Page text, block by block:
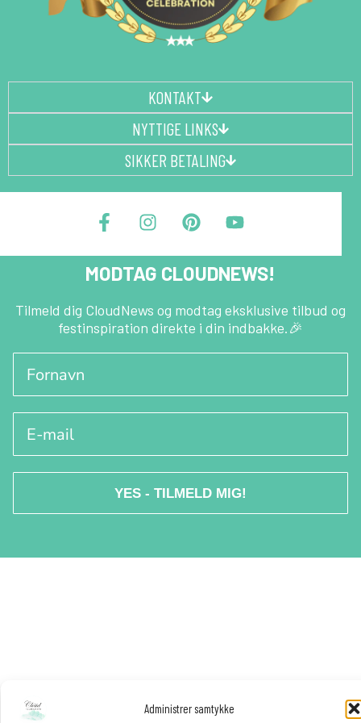
Administrer samtykke
KONTAKT
NYTTIGE LINKS
SIKKER BETALING
a
c
e
b
o
k
-
n
s
t
a
r
a
m
i
n
t
e
e
s
t
o
t
u
e
MODTAG CLOUDNEWS!
Tilmeld dig CloudNews og modtag eksklusive tilbud og
festinspiration direkte i din indbakke.🎉
YES - TILMELD MIG!